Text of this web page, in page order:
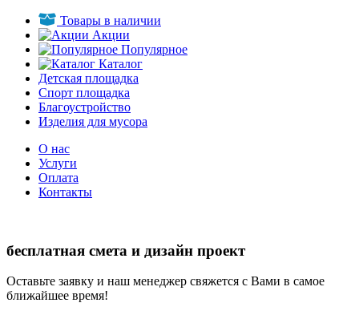
Товары в наличии
Акции
Популярное
Каталог
Детская площадка
Спорт площадка
Благоустройство
Изделия для мусора
О нас
Услуги
Оплата
Контакты
бесплатная смета и дизайн проект
Оставьте заявку и наш менеджер свяжется с Вами в самое
ближайшее время!